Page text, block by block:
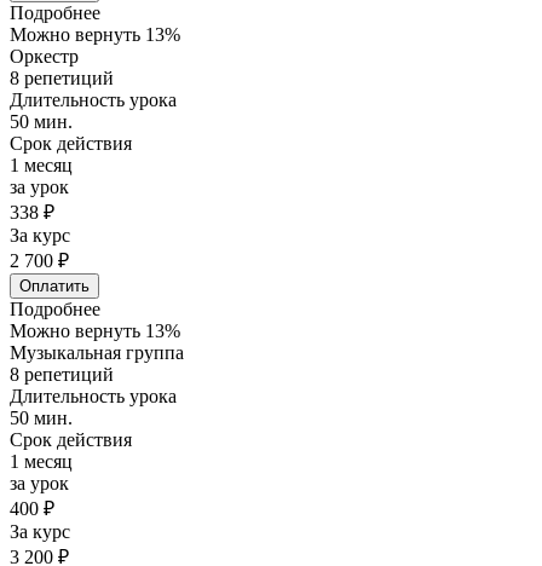
Подробнее
Можно вернуть 13%
Оркестр
8 репетиций
Длительность урока
50 мин.
Срок действия
1 месяц
за урок
338 ₽
За курс
2 700 ₽
Оплатить
Подробнее
Можно вернуть 13%
Музыкальная группа
8 репетиций
Длительность урока
50 мин.
Срок действия
1 месяц
за урок
400 ₽
За курс
3 200 ₽